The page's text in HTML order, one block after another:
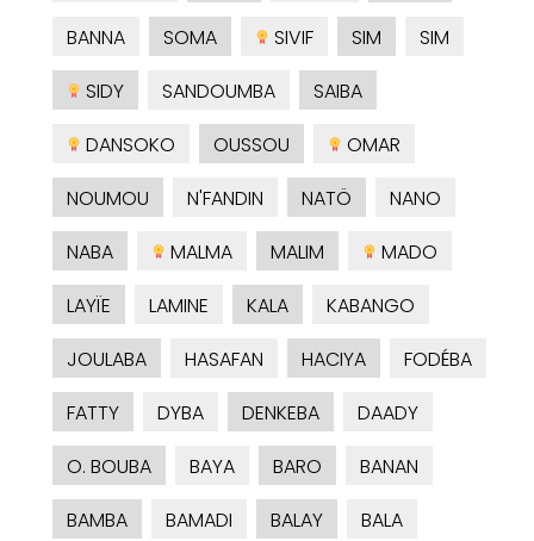
BANNA
SOMA SIVIF SIM
SIM
SIDY
SANDOUMBA
SAIBA
DANSOKO
OUSSOU
OMAR
NOUMOU
N'FANDIN NATÖ
NANO
NABA
MALMA MALIM
MADO
LAYÏE
LAMINE KALA
KABANGO
JOULABA
HASAFAN HACIYA
FODÉBA
FATTY
DYBA DENKEBA
DAADY
O. BOUBA
BAYA BARO
BANAN
BAMBA
BAMADI BALAY
BALA